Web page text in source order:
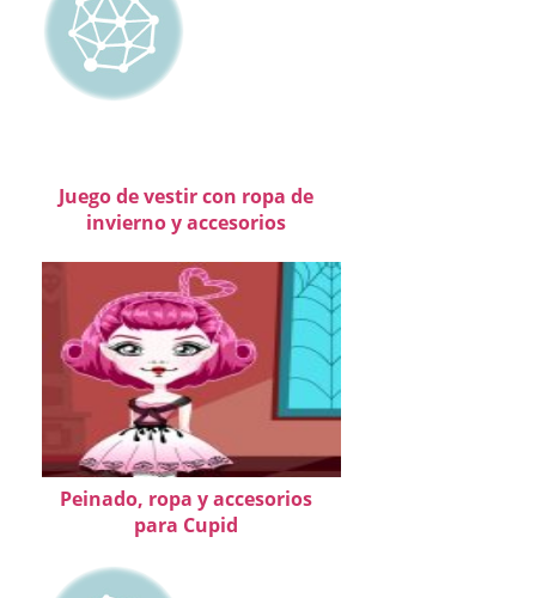
Juego de vestir con ropa de
invierno y accesorios
Peinado, ropa y accesorios
para Cupid